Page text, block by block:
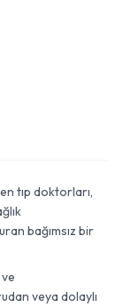
tıp doktorları,
bağımsız bir
veya dolaylı